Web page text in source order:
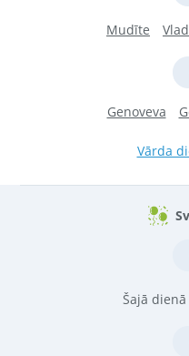
Mudīte
Genoveva
Vārda
Šajā